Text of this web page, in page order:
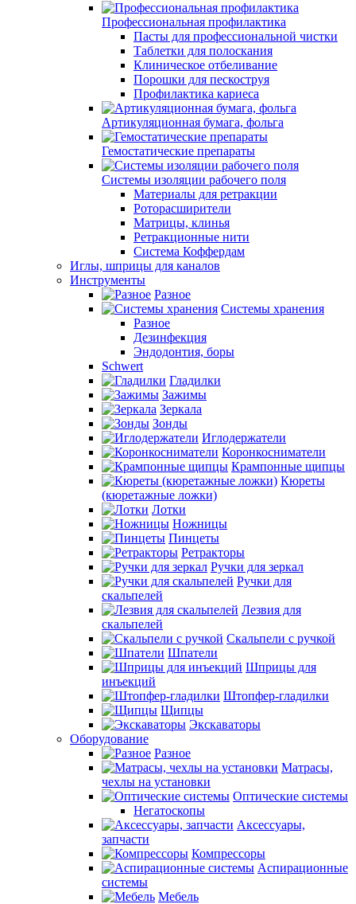
Профессиональная профилактика
Пасты для профессиональной чистки
Таблетки для полоскания
Клиническое отбеливание
Порошки для пескоструя
Профилактика кариеса
Артикуляционная бумага, фольга
Гемостатические препараты
Системы изоляции рабочего поля
Материалы для ретракции
Роторасширители
Матрицы, клинья
Ретракционные нити
Система Коффердам
Иглы, шприцы для каналов
Инструменты
Разное
Системы хранения
Разное
Дезинфекция
Эндодонтия, боры
Schwert
Гладилки
Зажимы
Зеркала
Зонды
Иглодержатели
Коронкосниматели
Крампонные щипцы
Кюреты
(кюретажные ложки)
Лотки
Ножницы
Пинцеты
Ретракторы
Ручки для зеркал
Ручки для
скальпелей
Лезвия для
скальпелей
Скальпели с ручкой
Шпатели
Шприцы для
инъекций
Штопфер-гладилки
Щипцы
Экскаваторы
Оборудование
Разное
Матрасы,
чехлы на установки
Оптические системы
Негатоскопы
Аксессуары,
запчасти
Компрессоры
Аспирационные
системы
Мебель